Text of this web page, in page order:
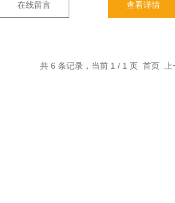
在线留言 查看详情
共 6 条记录，当前 1 / 1 页 首页